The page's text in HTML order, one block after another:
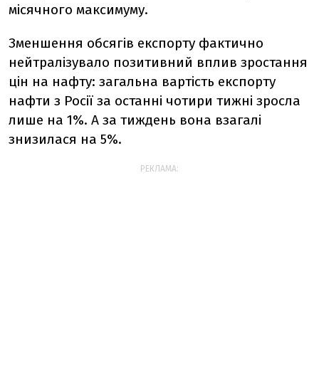
місячного максимуму.
Зменшення обсягів експорту фактично
нейтралізувало позитивний вплив зростання
цін на нафту: загальна вартість експорту
нафти з Росії за останні чотири тижні зросла
лише на 1%. А за тиждень вона взагалі
знизилася на 5%.
РЕКЛАМА: